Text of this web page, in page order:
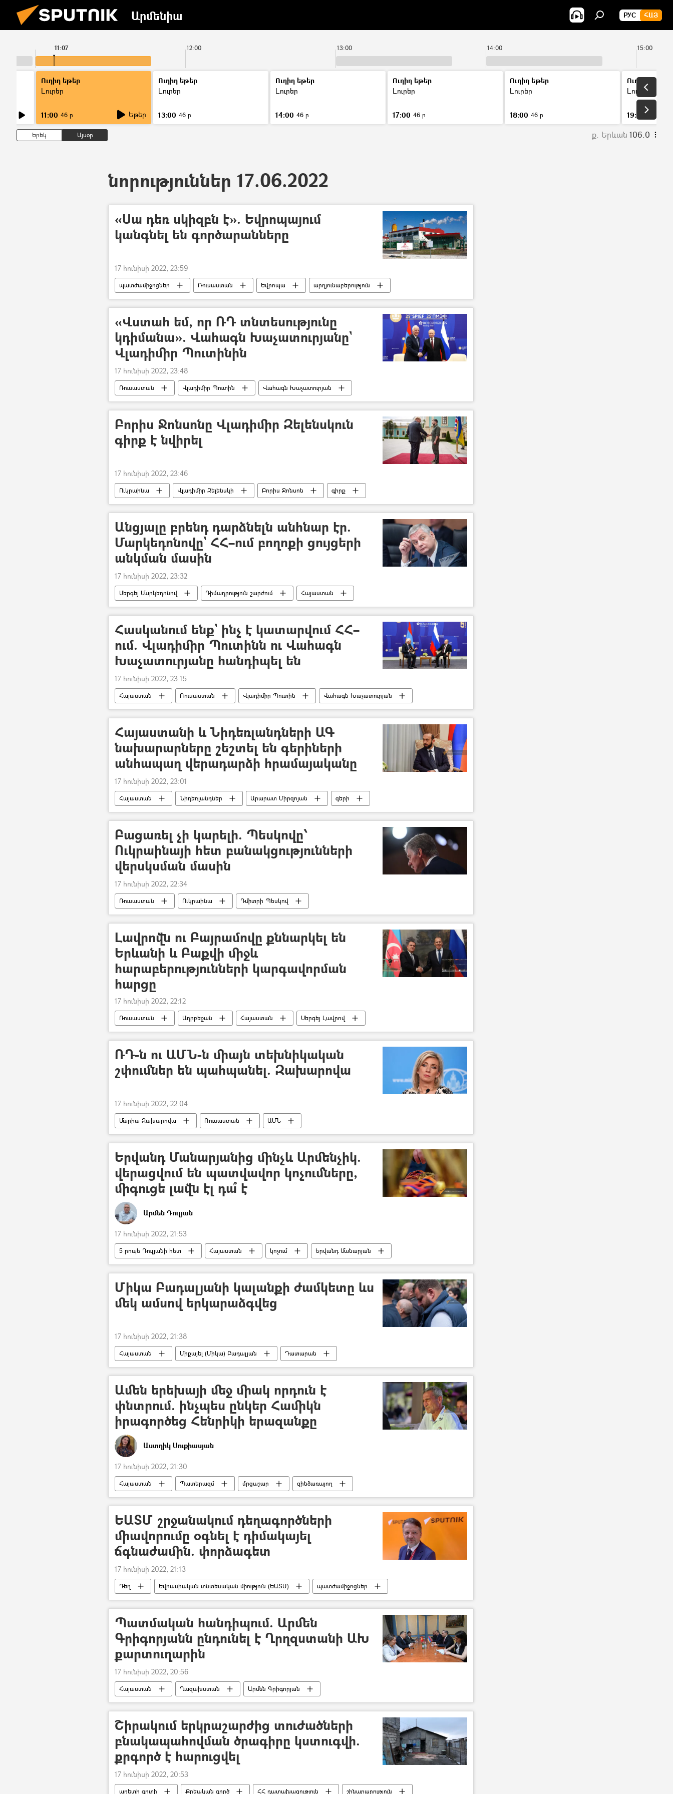
Արմենիա РУС ՀԱՅ
12:00 13:00 14:00 15:00
11:07
Ուղիղ եթեր
Լուրեր
11:00 46 ր Եթեր
Ուղիղ եթեր
Լուրեր
13:00 46 ր
Ուղիղ եթեր
Լուրեր
14:00 46 ր
Ուղիղ եթեր
Լուրեր
17:00 46 ր
Ուղիղ եթեր
Լուրեր
18:00 46 ր
Ուղիղ եթեր
Լուրեր
19:00
Երեկ Այսօր ք. Երևան 106.0
նորություններ 17.06.2022
«Սա դեռ սկիզբն է». Եվրոպայում
կանգնել են գործարանները
17 հունիսի 2022, 23:59
պատժամիջոցներ Ռուսաստան Եվրոպա արդյունաբերություն
«Վստահ եմ, որ ՌԴ տնտեսությունը
կդիմանա». Վահագն Խաչատուրյանը`
Վլադիմիր Պուտինին
17 հունիսի 2022, 23:48
Ռուսաստան Վլադիմիր Պուտին Վահագն Խաչատուրյան
Բորիս Ջոնսոնը Վլադիմիր Զելենսկուն
գիրք է նվիրել
17 հունիսի 2022, 23:46
Ուկրաինա Վլադիմիր Զելենսկի Բորիս Ջոնսոն գիրք
Անցյալը բրենդ դարձնելն անհնար էր.
Մարկեդոնովը` ՀՀ–ում բողոքի ցույցերի
անկման մասին
17 հունիսի 2022, 23:32
Սերգեյ Մարկեդոնով Դիմադրություն շարժում Հայաստան
Հասկանում ենք` ինչ է կատարվում ՀՀ–
ում. Վլադիմիր Պուտինն ու Վահագն
Խաչատուրյանը հանդիպել են
17 հունիսի 2022, 23:15
Հայաստան Ռուսաստան Վլադիմիր Պուտին Վահագն Խաչատուրյան
Հայաստանի և Նիդեռլանդների ԱԳ
նախարարները շեշտել են գերիների
անհապաղ վերադարձի հրամայականը
17 հունիսի 2022, 23:01
Հայաստան Նիդեռլանդներ Արարատ Միրզոյան գերի
Բացառել չի կարելի. Պեսկովը՝
Ուկրաինայի հետ բանակցությունների
վերսկսման մասին
17 հունիսի 2022, 22:34
Ռուսաստան Ուկրաինա Դմիտրի Պեսկով
Լավրովն ու Բայրամովը քննարկել են
Երևանի և Բաքվի միջև
հարաբերությունների կարգավորման
հարցը
17 հունիսի 2022, 22:12
Ռուսաստան Ադրբեջան Հայաստան
Սերգեյ Լավրով
Ջեյհուն Բայրամով
ՌԴ-ն ու ԱՄՆ-ն միայն տեխնիկական
շփումներ են պահպանել. Զախարովա
17 հունիսի 2022, 22:04
Մարիա Զախարովա Ռուսաստան ԱՄՆ
Երվանդ Մանարյանից մինչև Արմենչիկ.
վերացվում են պատվավոր կոչումները,
միգուցե լավն էլ դա՞ է
Արմեն Դուլյան
17 հունիսի 2022, 21:53
5 րոպե Դուլյանի հետ Հայաստան կոչում
Երվանդ Մանարյան
Արմենչիկ
Միկա Բադալյանի կալանքի ժամկետը ևս
մեկ ամսով երկարաձգվեց
17 հունիսի 2022, 21:38
Հայաստան Միքայել (Միկա) Բադալյան Դատարան
Ամեն երեխայի մեջ միակ որդուն է
փնտրում. ինչպես ընկեր Համիկն
իրագործեց Հենրիկի երազանքը
Աստղիկ Սուքիասյան
17 հունիսի 2022, 21:30
Հայաստան Պատերազմ մրցաշար զինծառայող
ԵԱՏՄ շրջանակում դեղագործների
միավորումը օգնել է դիմակայել
ճգնաժամին. փորձագետ
17 հունիսի 2022, 21:13
Դեղ Եվրասիական տնտեսական միություն (ԵԱՏՄ)
պատժամիջոցներ
Ռուսաստան
Պատմական հանդիպում. Արմեն
Գրիգորյանն ընդունել է Ղրղզստանի ԱԽ
քարտուղարին
17 հունիսի 2022, 20:56
Հայաստան Ղազախստան
Արմեն Գրիգորյան
Անվտանգության խորհրդի քարտուղար
Շիրակում երկրաշարժից տուժածների
բնակապահովման ծրագիրը կստուգվի.
քրգործ է հարուցվել
17 հունիսի 2022, 20:53
աղետի գոտի Քրեական գործ ՀՀ դատախազություն շինարարություն